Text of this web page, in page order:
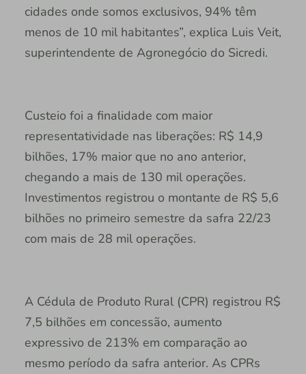
cidades onde somos exclusivos, 94% têm
menos de 10 mil habitantes”, explica Luis Veit,
superintendente de Agronegócio do Sicredi.
Custeio foi a finalidade com maior
representatividade nas liberações: R$ 14,9
bilhões, 17% maior que no ano anterior,
chegando a mais de 130 mil operações.
Investimentos registrou o montante de R$ 5,6
bilhões no primeiro semestre da safra 22/23
com mais de 28 mil operações.
A Cédula de Produto Rural (CPR) registrou R$
7,5 bilhões em concessão, aumento
expressivo de 213% em comparação ao
mesmo período da safra anterior. As CPRs